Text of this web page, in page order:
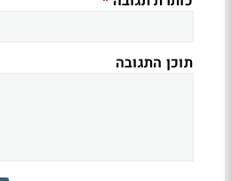
תוכן התגובה